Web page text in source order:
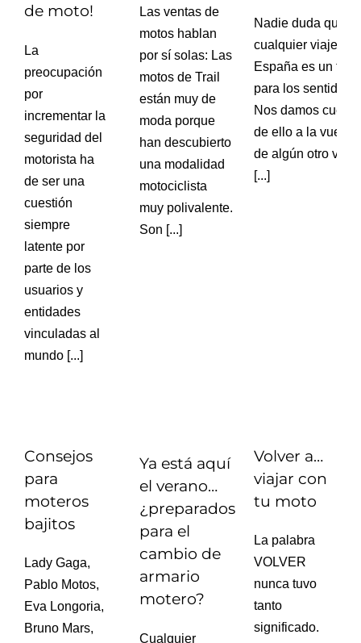
de moto!
La
preocupación
por
incrementar la
seguridad del
motorista ha
de ser una
cuestión
siempre
latente por
parte de los
usuarios y
entidades
vinculadas al
mundo [...]
Las ventas de
motos hablan
por sí solas: Las
motos de Trail
están muy de
moda porque
han descubierto
una modalidad
motociclista
muy polivalente.
Son [...]
Nadie duda que
cualquier viaje por
España es un
para los sentidos.
Nos damos cuenta
de ello a la vuelta
de algún otro
[...]
Consejos
para
moteros
bajitos
Lady Gaga,
Pablo Motos,
Eva Longoria,
Bruno Mars,
Ya está aquí
el verano…
¿preparados
para el
cambio de
armario
motero?
Cualquier
Volver a…
viajar con
tu moto
La palabra
VOLVER
nunca tuvo
tanto
significado.